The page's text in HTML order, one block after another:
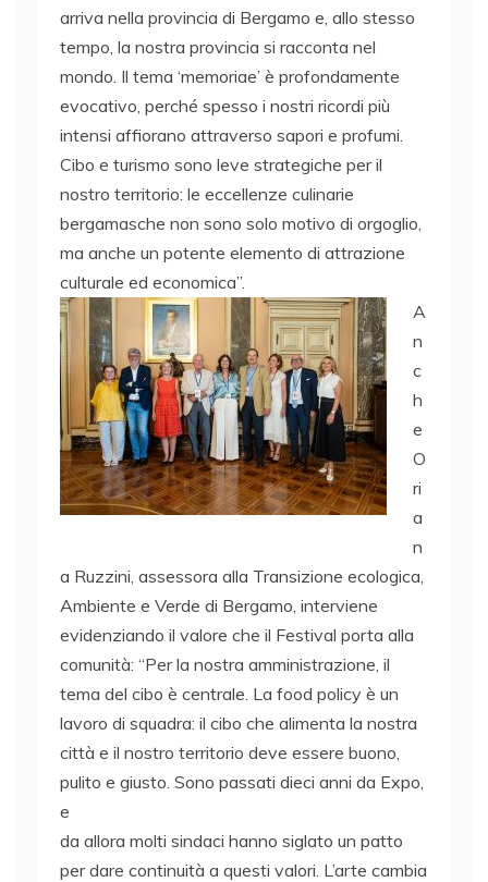
arriva nella provincia di Bergamo e, allo stesso
tempo, la nostra provincia si racconta nel
mondo. Il tema ‘memoriae’ è profondamente
evocativo, perché spesso i nostri ricordi più
intensi affiorano attraverso sapori e profumi.
Cibo e turismo sono leve strategiche per il
nostro territorio: le eccellenze culinarie
bergamasche non sono solo motivo di orgoglio,
ma anche un potente elemento di attrazione
culturale ed economica”.
A
n
c
h
e
O
ri
a
n
a Ruzzini, assessora alla Transizione ecologica,
Ambiente e Verde di Bergamo, interviene
evidenziando il valore che il Festival porta alla
comunità: “Per la nostra amministrazione, il
tema del cibo è centrale. La food policy è un
lavoro di squadra: il cibo che alimenta la nostra
città e il nostro territorio deve essere buono,
pulito e giusto. Sono passati dieci anni da Expo,
e
da allora molti sindaci hanno siglato un patto
per dare continuità a questi valori. L’arte cambia